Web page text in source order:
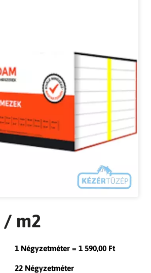
/ m2
1 Négyzetméter = 1 590,00 Ft
22 Négyzetméter